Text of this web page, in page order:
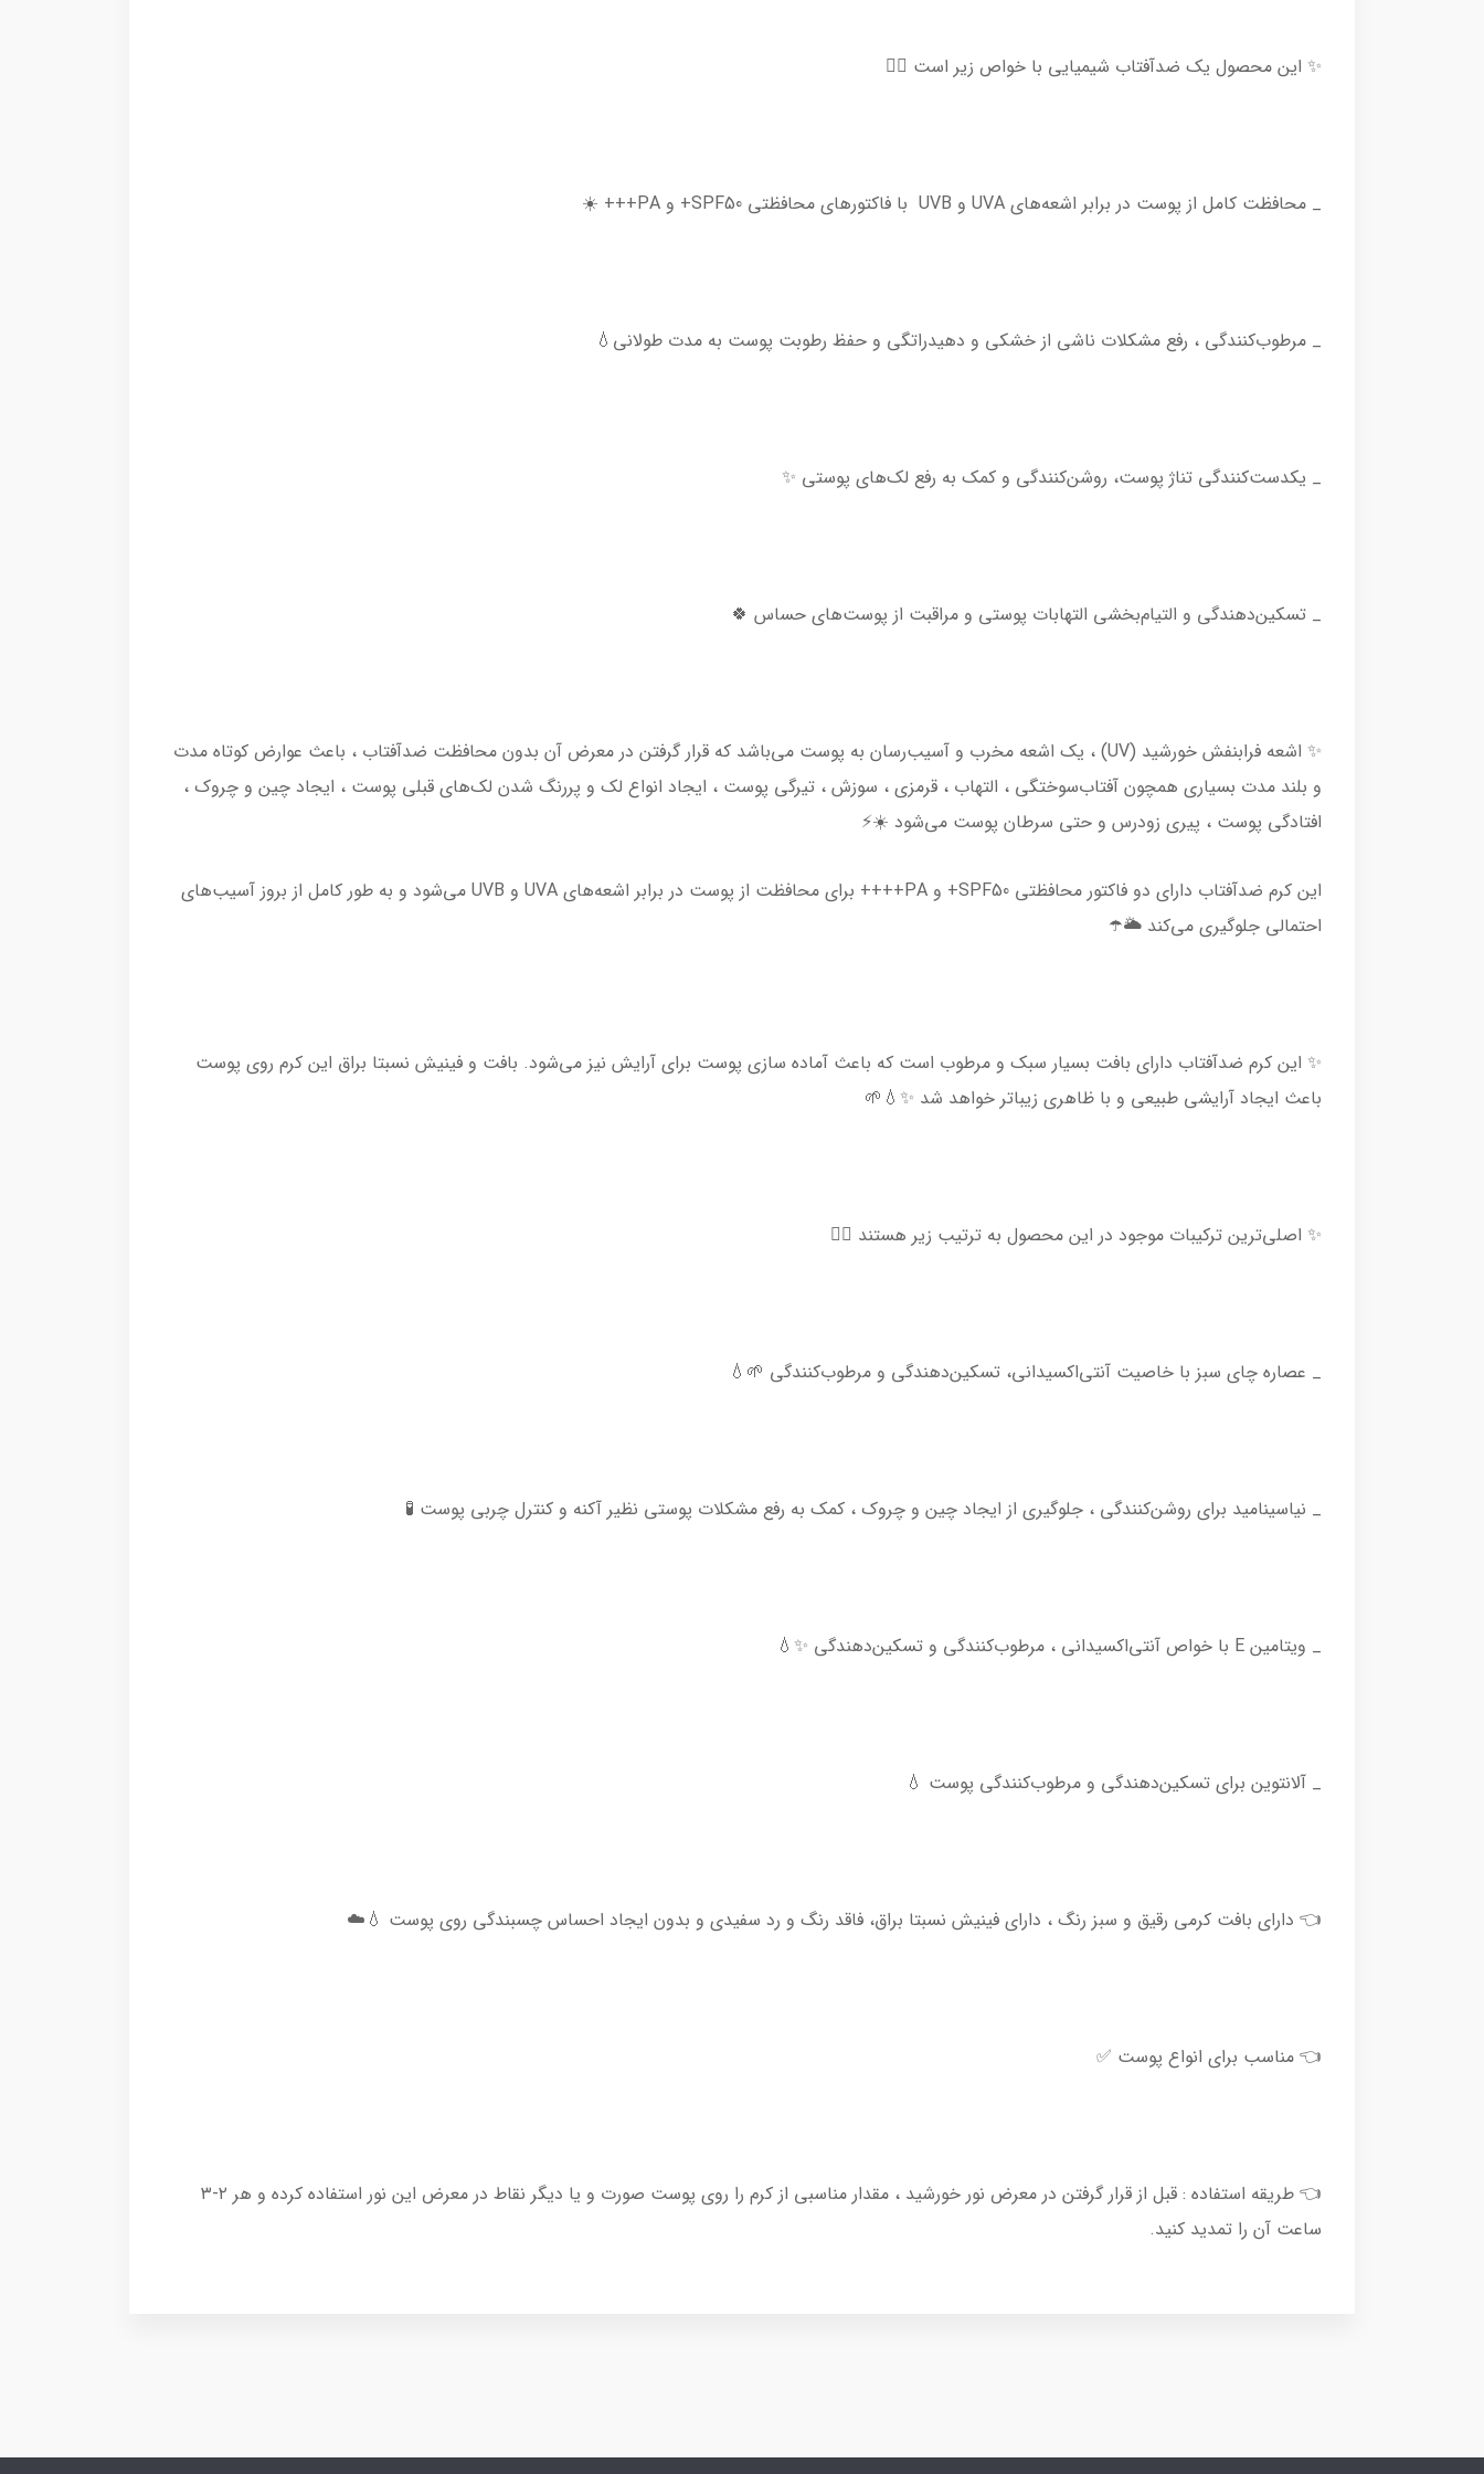
✨ این محصول یک ضدآفتاب شیمیایی با خواص زیر است 👇🏻
_ محافظت کامل از پوست در برابر اشعه‌های UVA و UVB با فاکتورهای محافظتی SPF50+ و PA+++ ☀️
_ مرطوب‌کنندگی ، رفع مشکلات ناشی از خشکی و دهیدراتگی و حفظ رطوبت پوست به مدت طولانی💧
_ یکدست‌کنندگی تناژ پوست، روشن‌کنندگی و کمک به رفع لک‌های پوستی ✨
_ تسکین‌دهندگی و التیام‌بخشی التهابات پوستی و مراقبت از پوست‌های حساس 🍀
✨ اشعه فرابنفش خورشید (UV) ، یک اشعه مخرب و آسیب‌رسان به پوست می‌باشد که قرار گرفتن در معرض آن بدون محافظت ضدآفتاب ، باعث عوارض کوتاه مدت
و بلند مدت بسیاری همچون آفتاب‌سوختگی ، التهاب ، قرمزی ، سوزش ، تیرگی پوست ، ایجاد انواع لک و پررنگ شدن لک‌های قبلی پوست ، ایجاد چین‌ و چروک ،
افتادگی پوست ، پیری زودرس و حتی سرطان پوست می‌شود ☀️⚡️
این کرم ضدآفتاب دارای دو فاکتور محافظتی SPF50+ و PA++++ برای محافظت از پوست در برابر اشعه‌های UVA و UVB می‌شود و به طور کامل از بروز آسیب‌های
احتمالی جلوگیری می‌کند 🌥☂️
✨ این کرم ضدآفتاب دارای بافت بسیار سبک و مرطوب‌ است که باعث آماده سازی پوست برای آرایش نیز می‌شود. بافت و فینیش نسبتا براق این کرم روی پوست
باعث ایجاد آرایشی طبیعی‌ و با ظاهری زیباتر خواهد شد ✨💧🌱
✨ اصلی‌ترین ترکیبات موجود در این محصول به ترتیب زیر هستند 👇🏻
_ عصاره چای سبز با خاصیت آنتی‌اکسیدانی، تسکین‌دهندگی و مرطوب‌کنندگی 🌱💧
_ نیاسینامید برای روشن‌کنندگی ، جلوگیری از ایجاد چین و چروک ، کمک به رفع مشکلات پوستی نظیر آکنه و کنترل چربی پوست 🧪
_ ویتامین E با خواص آنتی‌اکسیدانی ، مرطوب‌کنندگی و تسکین‌دهندگی ✨💧
_ آلانتوین برای تسکین‌دهندگی و مرطوب‌کنندگی پوست 💧
👈 دارای بافت کرمی رقیق و سبز رنگ ، دارای فینیش نسبتا براق، فاقد رنگ و رد سفیدی و بدون ایجاد احساس چسبندگی روی پوست 💧☁️
👈 مناسب برای انواع پوست ✅
👈 طریقه استفاده : قبل از قرار گرفتن در معرض نور خورشید ، مقدار مناسبی از کرم را روی پوست صورت و یا دیگر نقاط در معرض این نور استفاده کرده و هر ۲-۳
ساعت آن را تمدید کنید.